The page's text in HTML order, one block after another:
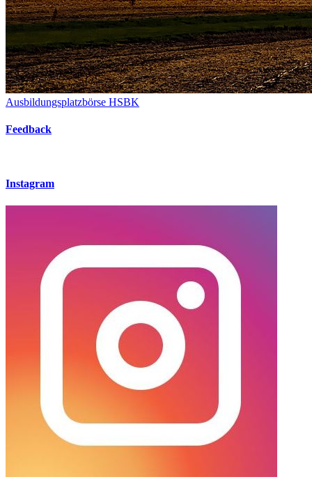
Ausbildungsplatzbörse HSBK
Feedback
Instagram